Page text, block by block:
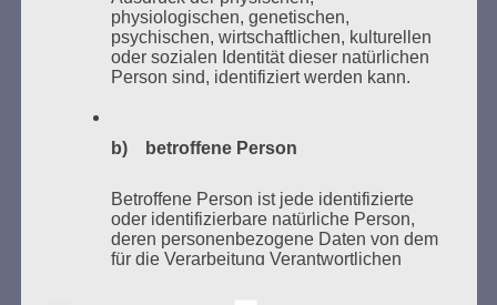
Donnerstag, 21. Mai 2026, 11 – 18 Uhr
Zum 26. Mal gibt es eine Marathonlesung anlässlich
des Gedenkens an die Verbrennung von Büchern am
Kaifu-Ufer – genau an dem Ort, wo im Mai 1933 NS-
Studentenorganisationen und Burschenschaftler
Bücher verbrannten.
Weitere Informationen:lesezeichen-setzen.de
physiologischen, genetischen,
psychischen, wirtschaftlichen, kulturellen
oder sozialen Identität dieser natürlichen
Person sind, identifiziert werden kann.
b) betroffene Person
Betroffene Person ist jede identifizierte
oder identifizierbare natürliche Person,
deren personenbezogene Daten von dem
für die Verarbeitung Verantwortlichen